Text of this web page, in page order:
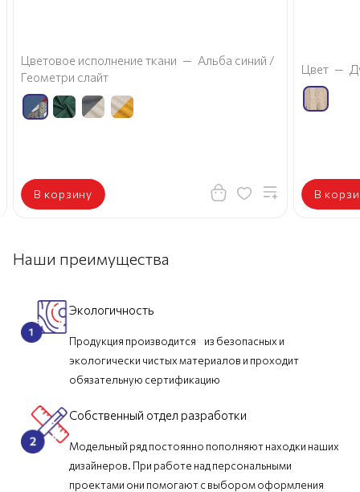
Цветовое исполнение ткани — Альба синий /
Геометри слайт
В корзину
Цвет —
В
Наши преимущества
Экологичность
Продукция производится из безопасных и
экологически чистых материалов и проходит
обязательную сертификацию
Собственный отдел разработки
Модельный ряд постоянно пополняют находки наших
дизайнеров. При работе над персональными
проектами они помогают с выбором оформления